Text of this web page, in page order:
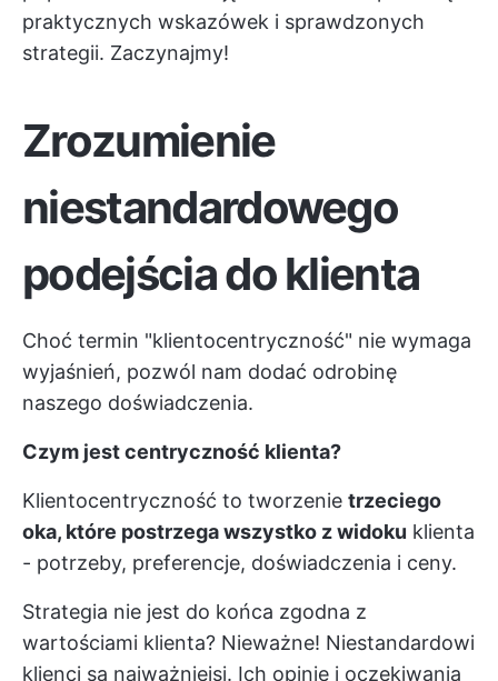
praktycznych wskazówek i sprawdzonych
strategii. Zaczynajmy!
Zrozumienie
niestandardowego
podejścia do klienta
Choć termin "klientocentryczność" nie wymaga
wyjaśnień, pozwól nam dodać odrobinę
naszego doświadczenia.
Czym jest centryczność klienta?
Klientocentryczność to tworzenie trzeciego
oka, które postrzega wszystko z widoku klienta
- potrzeby, preferencje, doświadczenia i ceny.
Strategia nie jest do końca zgodna z
wartościami klienta? Nieważne! Niestandardowi
klienci są najważniejsi. Ich opinie i oczekiwania